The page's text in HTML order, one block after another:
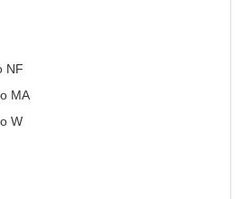
NF
MA
W